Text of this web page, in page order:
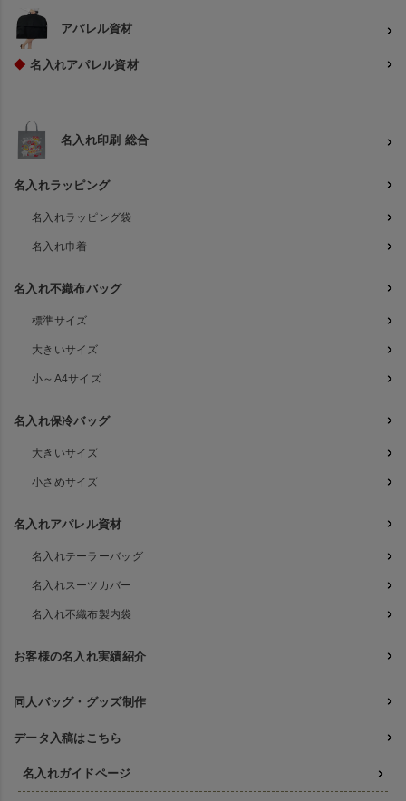
アパレル資材
◆ 名入れアパレル資材
名入れ印刷 総合
名入れラッピング
名入れラッピング袋
名入れ巾着
名入れ不織布バッグ
標準サイズ
大きいサイズ
小～A4サイズ
名入れ保冷バッグ
大きいサイズ
小さめサイズ
名入れアパレル資材
名入れテーラーバッグ
名入れスーツカバー
名入れ不織布製内袋
お客様の名入れ実績紹介
同人バッグ・グッズ制作
データ入稿はこちら
名入れガイドページ